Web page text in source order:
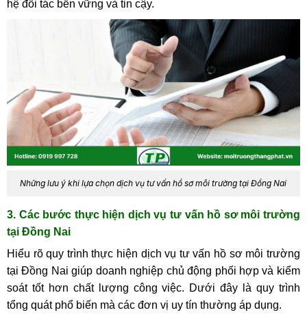
hệ đối tác bền vững và tin cậy.
Những lưu ý khi lựa chọn dịch vụ tư vấn hồ sơ môi trường tại Đồng Nai
3. Các bước thực hiện dịch vụ tư vấn hồ sơ môi trường
tại Đồng Nai
Hiểu rõ quy trình thực hiện dịch vụ tư vấn hồ sơ môi trường
tại Đồng Nai giúp doanh nghiệp chủ động phối hợp và kiểm
soát tốt hơn chất lượng công việc. Dưới đây là quy trình
tổng quát phổ biến mà các đơn vị uy tín thường áp dụng.